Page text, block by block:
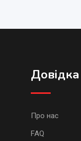
Про нас
FAQ